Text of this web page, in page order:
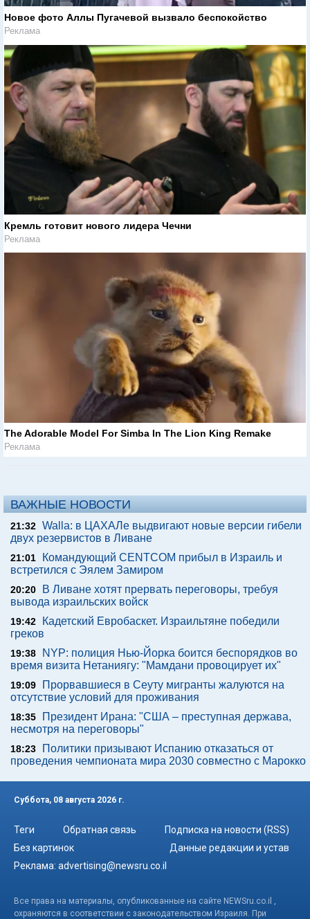
Новое фото Аллы Пугачевой вызвало беспокойство
Реклама
Кремль готовит нового лидера Чечни
Реклама
The Adorable Model For Simba In The Lion King Remake
Реклама
ВАЖНЫЕ НОВОСТИ
21:32 Walla: в ЦАХАЛе выдвигают новые версии гибели
двух резервистов в Ливане
21:01
Командующий CENTCOM прибыл в Израиль и
встретился с Эялем Замиром
20:20
В Ливане хотят прервать переговоры, требуя
вывода израильских войск
19:42
Кадетский Евробаскет. Израильтяне победили
греков
19:38
NYP: полиция Нью-Йорка боится беспорядков во
время визита Нетаниягу: "Мамдани провоцирует их"
19:09
Прорвавшиеся в Сеуту мигранты жалуются на
отсутствие условий для проживания
18:35
Президент Ирана: "США – преступная держава,
несмотря на переговоры"
18:23
Политики призывают Испанию отказаться от
проведения чемпионата мира 2030 совместно с Марокко
Суббота, 08 августа 2026 г.
Теги Обратная связь
Подписка на новости (RSS)
Без картинок
Данные редакции и устав
Реклама: advertising@newsru.co.il
Все права на материалы, опубликованные на сайте NEWSru.co.il ,
охраняются в соответствии с законодательством Израиля. При